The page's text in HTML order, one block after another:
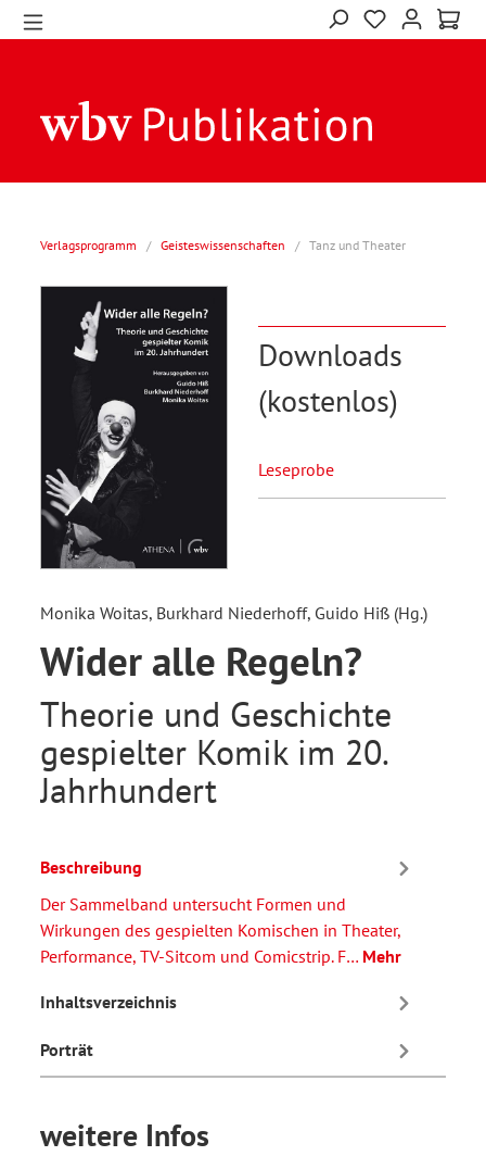
Verlagsprogramm / Geisteswissenschaften / Tanz und Theater
Downloads
(kostenlos)
Leseprobe
Monika Woitas, Burkhard Niederhoff, Guido Hiß (Hg.)
Wider alle Regeln?
Theorie und Geschichte
gespielter Komik im 20.
Jahrhundert
Beschreibung
Der Sammelband untersucht Formen und
Wirkungen des gespielten Komischen in Theater,
Performance, TV-Sitcom und Comicstrip. F… Mehr
Inhaltsverzeichnis
Porträt
weitere Infos